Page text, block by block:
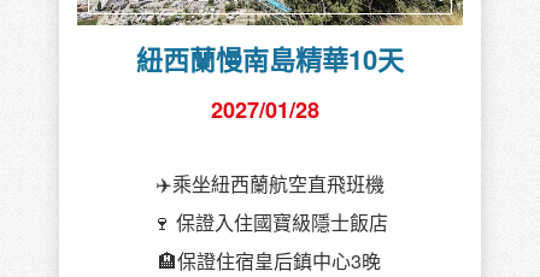
紐西蘭慢南島精華10天
2027/01/28
✈️乘坐紐西蘭航空直飛班機
🍷 保證入住國寶級隱士飯店
🏨保證住宿皇后鎮中心3晚